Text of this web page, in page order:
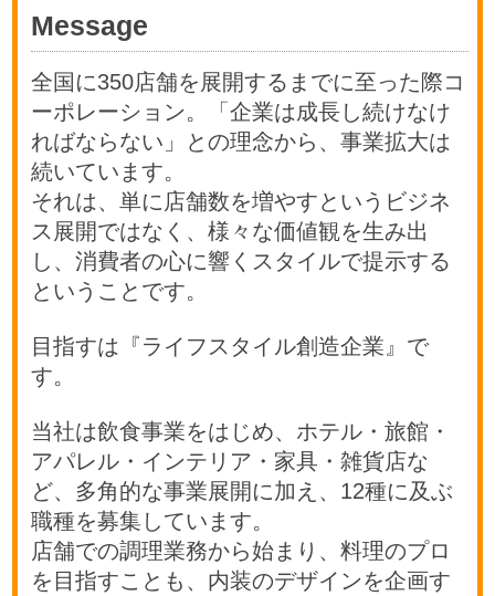
Message
全国に350店舗を展開するまでに至った際コ
ーポレーション。「企業は成長し続けなけ
ればならない」との理念から、事業拡大は
続いています。
それは、単に店舗数を増やすというビジネ
ス展開ではなく、様々な価値観を生み出
し、消費者の心に響くスタイルで提示する
ということです。
目指すは『ライフスタイル創造企業』で
す。
当社は飲食事業をはじめ、ホテル・旅館・
アパレル・インテリア・家具・雑貨店な
ど、多角的な事業展開に加え、12種に及ぶ
職種を募集しています。
店舗での調理業務から始まり、料理のプロ
を目指すことも、内装のデザインを企画す